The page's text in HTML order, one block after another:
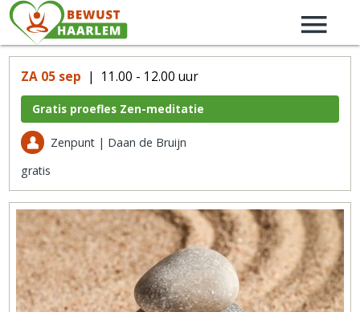
ZA 05 sep | 11.00 - 12.00 uur
Gratis proefles Zen-meditatie
Zenpunt | Daan de Bruijn
gratis